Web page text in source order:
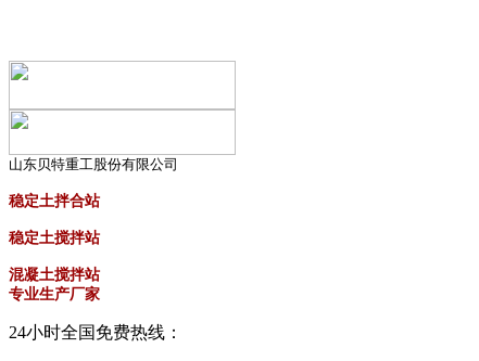
山东贝特重工股份有限公司
稳定土拌合站
稳定土搅拌站
混凝土搅拌站
专业生产厂家
24小时全国免费热线：